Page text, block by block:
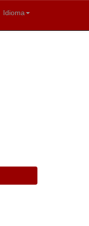
Idioma